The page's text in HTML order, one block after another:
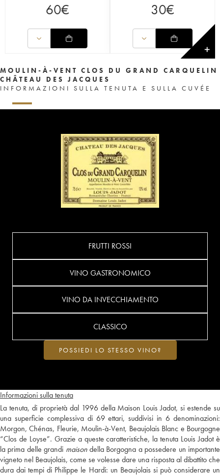
60€ 30€
✕
MOULIN-À-VENT CLOS DU GRAND CARQUELIN
CHÂTEAU DES JACQUES
INFORMAZIONI SULLA TENUTA E SULLA CUVÉE
Informazioni sulla tenuta
La tenuta, di proprietà dal 1996 della Maison Louis Jadot, si estende su
una superficie complessiva di 69 ettari, suddivisi in 6 denominazioni:
Morgon, Chénas, Fleurie, Moulin-à-Vent, Beaujolais Blanc e Bourgogne
“Clos de Loyse”. Grazie a queste caratteristiche, la tenuta Louis Jadot è
la prima delle grandi maisondella Borgogna a possedere un importante
vigneto nel Beaujolais, come se volesse dare una risposta al dibattito che
dura dai tempi di Philippe le Hardi: un Beaujolais si può considerare un
FRUTTI ROSSI
VINO GASTRONOMICO
VINO DA INVECCHIAMENTO
CLASSICO
POSSIEDI LO STESSO VINO?